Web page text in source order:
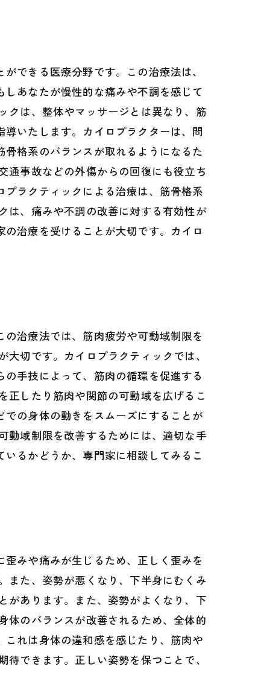
できる医療分野です。この治療法は、
あなたが慢性的な痛みや不調を感じて
クは、整体やマッサージとは異なり、筋
いたします。カイロプラクターは、問
格系のバランスが取れるようになるた
通事故などの外傷からの回復にも役立ち
ラクティックによる治療は、筋骨格系
は、痛みや不調の改善に対する有効性が
治療を受けることが大切です。カイロ
治療法では、筋肉疲労や可動域制限を
切です。カイロプラクティックでは、
手技によって、筋肉の循環を促進する
正したり筋肉や関節の可動域を広げるこ
の身体の動きをスムーズにすることが
動域制限を改善するためには、適切な手
るかどうか、専門家に相談してみるこ
みや痛みが生じるため、正しく歪みを
また、姿勢が悪くなり、下半身にむくみ
があります。また、姿勢がよくなり、下
体のバランスが改善されるため、全体的
れは身体の違和感を感じたり、筋肉や
できます。正しい姿勢を保つことで、